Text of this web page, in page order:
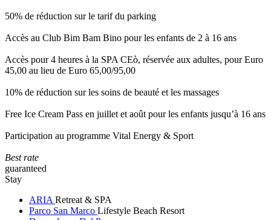
50% de réduction sur le tarif du parking
Accès au Club Bim Bam Bino pour les enfants de 2 à 16 ans
Accès pour 4 heures à la SPA CEò, réservée aux adultes, pour Euro
45,00 au lieu de Euro 65,00/95,00
10% de réduction sur les soins de beauté et les massages
Free Ice Cream Pass en juillet et août pour les enfants jusqu’à 16 ans
Participation au programme Vital Energy & Sport
Best rate
guaranteed
Stay
ARIA Retreat & SPA
Parco San Marco Lifestyle Beach Resort